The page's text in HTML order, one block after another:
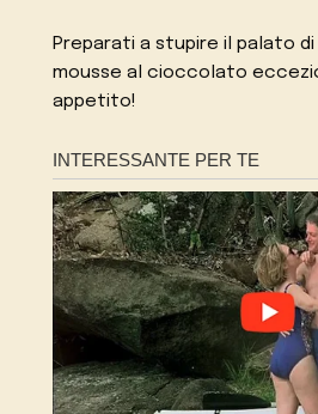
Preparati a stupire il palato
mousse al cioccolato
appetito!